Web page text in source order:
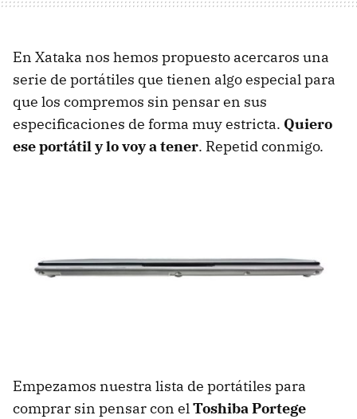
En Xataka nos hemos propuesto acercaros una
serie de portátiles que tienen algo especial para
que los compremos sin pensar en sus
especificaciones de forma muy estricta. Quiero
ese portátil y lo voy a tener. Repetid conmigo.
Empezamos nuestra lista de portátiles para
comprar sin pensar con elToshiba Portege